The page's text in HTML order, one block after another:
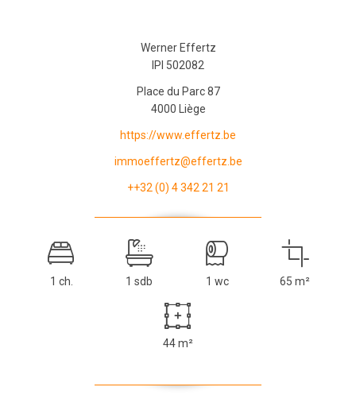
Werner Effertz
IPI 502082
Place du Parc 87
4000 Liège
https://www.effertz.be
immoeffertz@effertz.be
++32 (0) 4 342 21 21
1 ch. 1 sdb 1 wc 65 m²
44 m²